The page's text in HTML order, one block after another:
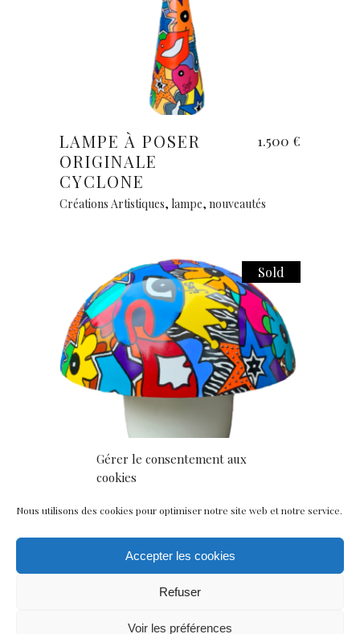
Gérer le consentement aux
cookies
Nous utilisons des cookies pour optimiser notre site web et notre service.
Accepter les cookies
Refuser
Voir les préférences
Ajouter au panier
LAMPE À POSER
ORIGINALE
CYCLONE
1.500 €
Créations Artistiques, lampe, nouveautés
Sold
LAMPE
CHAMPIGNON À
POSER MORETY
lampe